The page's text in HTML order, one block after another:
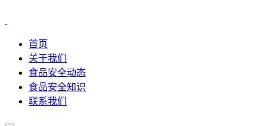
首页
关于我们
食品安全动态
食品安全知识
联系我们